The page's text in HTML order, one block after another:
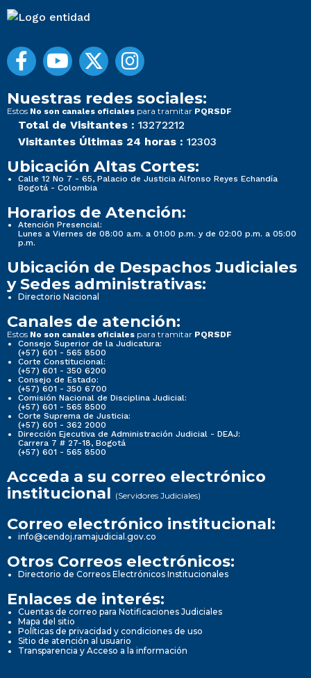
Nuestras redes sociales:
Estos No son canales oficiales para tramitar PQRSDF
Total de Visitantes : 13272212
Visitantes Últimas 24 horas : 12303
Ubicación Altas Cortes:
Calle 12 No 7 - 65, Palacio de Justicia Alfonso Reyes Echandía
Bogotá - Colombia
Horarios de Atención:
Atención Presencial:
Lunes a Viernes de 08:00 a.m. a 01:00 p.m. y de 02:00 p.m. a 05:00
p.m.
Ubicación de Despachos Judiciales
y Sedes administrativas:
Directorio Nacional
Canales de atención:
Estos No son canales oficiales para tramitar PQRSDF
Consejo Superior de la Judicatura:
(+57) 601 - 565 8500
Corte Constitucional:
(+57) 601 - 350 6200
Consejo de Estado:
(+57) 601 - 350 6700
Comisión Nacional de Disciplina Judicial:
(+57) 601 - 565 8500
Corte Suprema de Justicia:
(+57) 601 - 362 2000
Dirección Ejecutiva de Administración Judicial - DEAJ:
Carrera 7 # 27-18, Bogotá
(+57) 601 - 565 8500
Acceda a su correo electrónico
institucional (Servidores Judiciales)
Correo electrónico institucional:
info@cendoj.ramajudicial.gov.co
Otros Correos electrónicos:
Directorio de Correos Electrónicos Institucionales
Enlaces de interés:
Cuentas de correo para Notificaciones Judiciales
Mapa del sitio
Políticas de privacidad y condiciones de uso
Sitio de atención al usuario
Transparencia y Acceso a la información